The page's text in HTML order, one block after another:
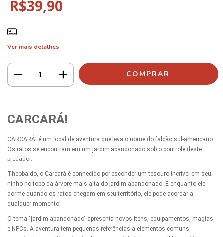
R$39,90
Ver mais detalhes
CARCARÁ!
CARCARÁ! é um local de aventura que leva o nome do falcão sul-americano.
Os ratos se encontram em um jardim abandonado sob o controle deste
predador.
Theobaldo, o Carcará é conhecido por esconder um tesouro incrível em seu
ninho no topo da árvore mais alta do jardim abandonado. E enquanto ele
dorme quando os ratos chegam em seu território, ele pode acordar a
qualquer momento!
O tema "jardim abandonado" apresenta novos itens, equipamentos, magias
e NPCs. A aventura tem pequenas referências a elementos comuns